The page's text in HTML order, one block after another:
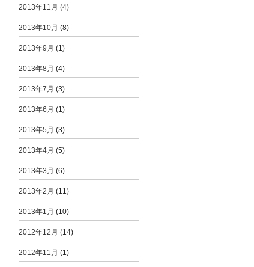
2013年11月 (4)
2013年10月 (8)
2013年9月 (1)
2013年8月 (4)
2013年7月 (3)
2013年6月 (1)
2013年5月 (3)
2013年4月 (5)
2013年3月 (6)
2013年2月 (11)
2013年1月 (10)
2012年12月 (14)
2012年11月 (1)